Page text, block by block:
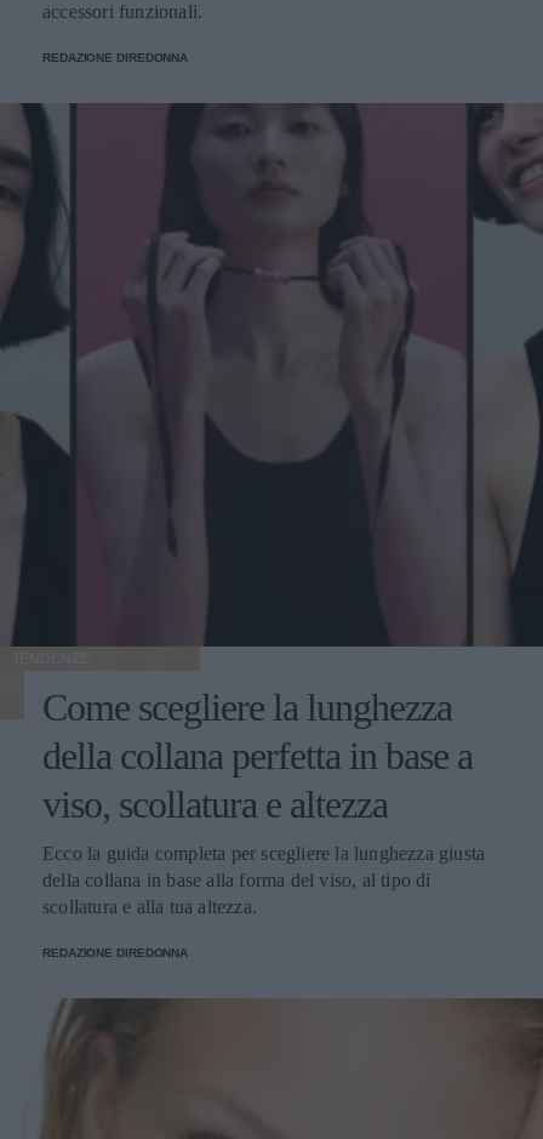
accessori funzionali.
REDAZIONE DIREDONNA
TENDENZE
Come scegliere la lunghezza
della collana perfetta in base a
viso, scollatura e altezza
Ecco la guida completa per scegliere la lunghezza giusta
della collana in base alla forma del viso, al tipo di
scollatura e alla tua altezza.
REDAZIONE DIREDONNA